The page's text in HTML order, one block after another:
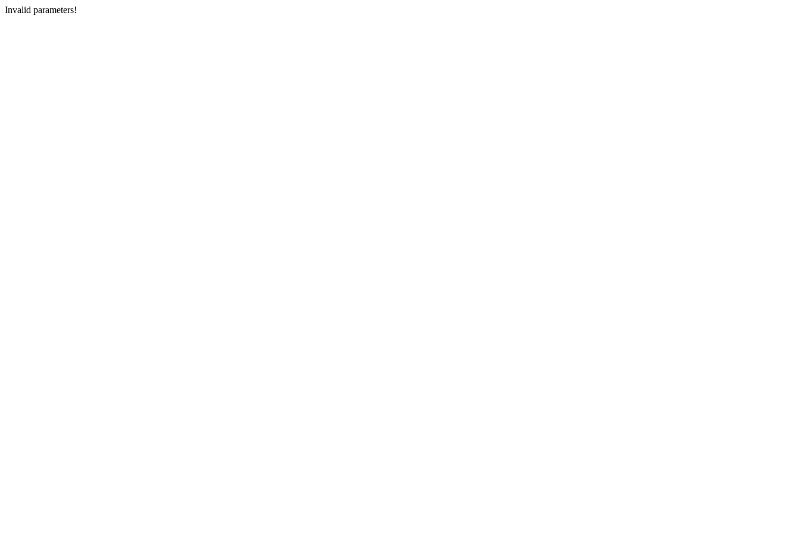
Invalid parameters!